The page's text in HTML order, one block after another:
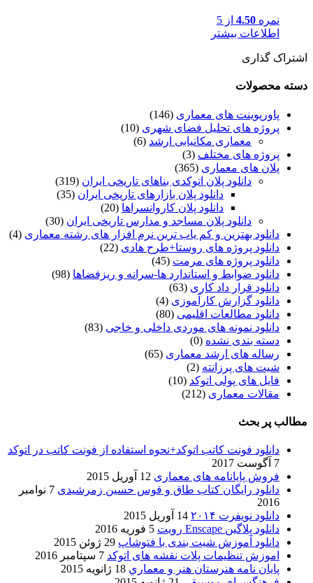
نمره 4.50 از 5
اطلاعات بیشتر
اشتراک گذاری
دسته محصولات
پاورپوینت های معماری (146)
پروژه های تحلیل فضای شهری (10)
معماری مکانیابی ارشد (6)
پروژه های مختلف (3)
پلان های معماری (365)
دانلود پلان اتوکدی بناهای تاریخی ایران (319)
دانلود پلان بازارهای تاریخی ایران (35)
دانلود پلان کاروانسراها (20)
دانلود پلان مساجد و مدارس تاریخی ایران (30)
دانلود بهترین و کم یاب ترین نرم افزار های رشته معماری (4)
دانلود پروژه های روستا+طرح هادی (22)
دانلود پروژه های مرمت (45)
دانلود ضوابط و استاندارد ها-سرانه و ریزفضاها (98)
دانلود قرار داد کاری (63)
دانلود گزارش کارآموزی (4)
دانلود مطالعات اقلیمی (80)
دانلود نمونه های موردی داخلی و خاجی (83)
دسته بندی نشده (0)
رساله های ارشد معماری (65)
شیت های پرزانته (2)
فایل های پولی اتوکد (10)
مقالات معماری (212)
مطالب پر بحث
دانلود فونت کاتب اتوکد+نحوه استفاده از فونت کاتب در اتوکد
7 آگوست 2017
فروش پایانامه های معماری 12 آوریل 2015
دانلود رایگان کتاب طاق و قوس حسین زمرشیدی
7 نوامبر
2016
دانلود نویفرت ۲۰۱۴
14 آوریل 2015
دانلود پلاگین Enscape رویت
5 فوریه 2016
دانلود آموزش شیت بندی با فتوشاپ 29 ژوئن 2015
اموزش تنظیمات پلات نقشه های اتوکد 7 سپتامبر 2016
پایان نامه هنرستان هنر و معماري 18 ژانویه 2015